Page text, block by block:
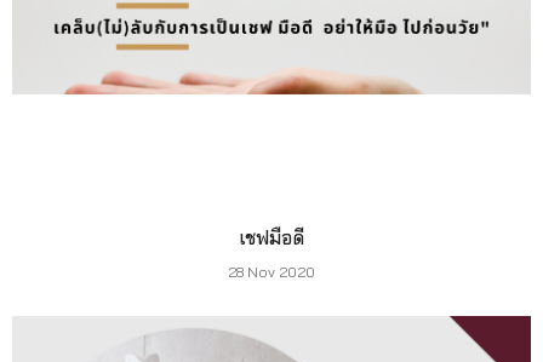
เชฟมือดี
28 Nov 2020